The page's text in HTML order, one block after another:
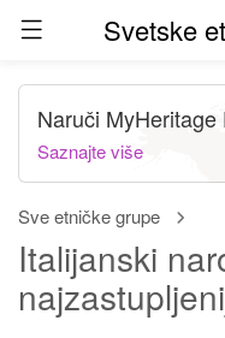
Svetske
Sve etničke grupe
Italijanski
Naruči
Saznajte više